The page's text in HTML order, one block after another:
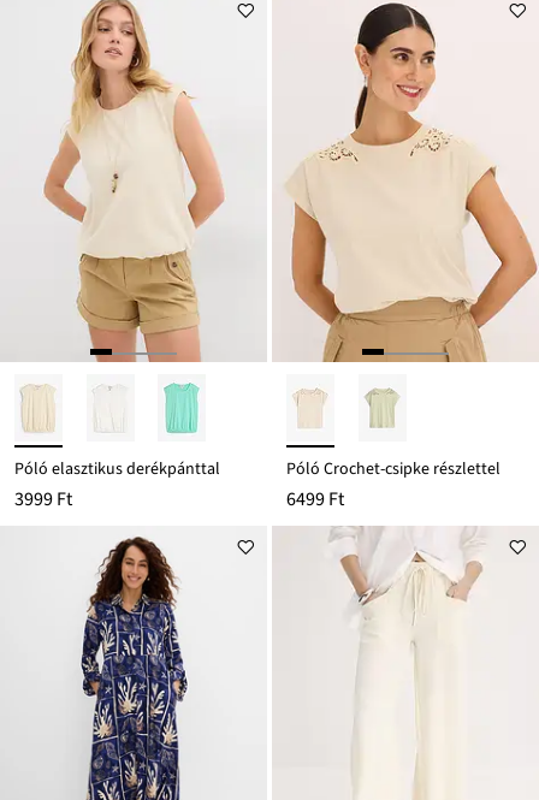
Póló elasztikus derékpánttal
3999 Ft
Póló Crochet-csipke részlettel
6499 Ft